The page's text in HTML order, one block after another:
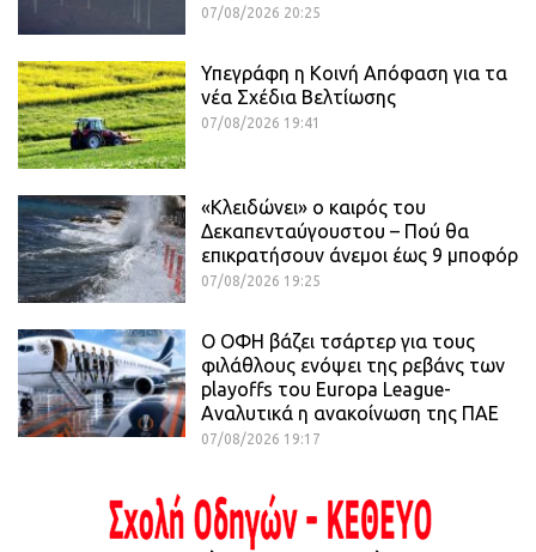
07/08/2026 20:25
Υπεγράφη η Κοινή Απόφαση για τα
νέα Σχέδια Βελτίωσης
07/08/2026 19:41
«Κλειδώνει» ο καιρός του
Δεκαπενταύγουστου – Πού θα
επικρατήσουν άνεμοι έως 9 μποφόρ
07/08/2026 19:25
Ο ΟΦΗ βάζει τσάρτερ για τους
φιλάθλους ενόψει της ρεβάνς των
playoffs του Europa League-
Αναλυτικά η ανακοίνωση της ΠΑΕ
07/08/2026 19:17